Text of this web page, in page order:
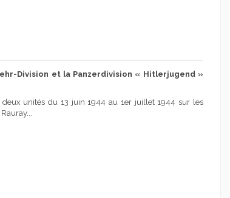
Division et la Panzerdivision « Hitlerjugend »
unités du 13 juin 1944 au 1er juillet 1944 sur les